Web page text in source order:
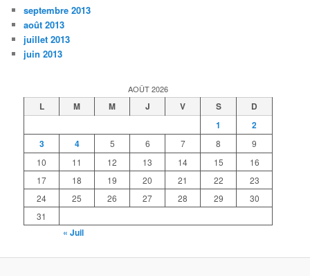
septembre 2013
août 2013
juillet 2013
juin 2013
AOÛT 2026
L M M J V S
D
1
2
3
4 5 6 7 8
9
10
11 12 13 14 15
16
17
18 19 20 21 22
23
24
25 26 27 28 29
30
31
« Juil